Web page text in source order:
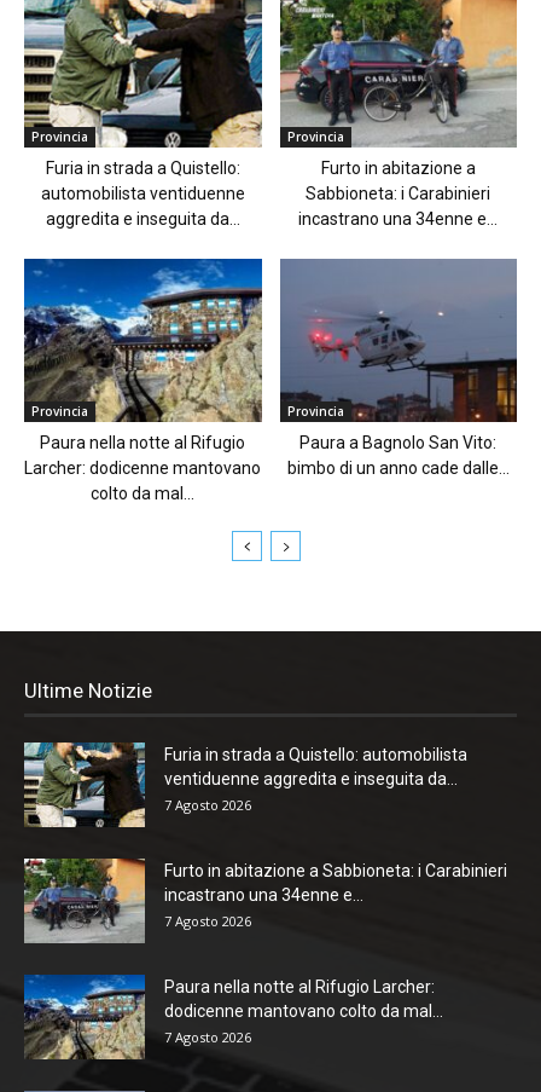
Provincia
Furia in strada a Quistello:
automobilista ventiduenne
aggredita e inseguita da...
Provincia
Furto in abitazione a
Sabbioneta: i Carabinieri
incastrano una 34enne e...
Provincia
Paura nella notte al Rifugio
Larcher: dodicenne mantovano
colto da mal...
Provincia
Paura a Bagnolo San Vito:
bimbo di un anno cade dalle...
Ultime Notizie
Furia in strada a Quistello: automobilista
ventiduenne aggredita e inseguita da...
7 Agosto 2026
Furto in abitazione a Sabbioneta: i Carabinieri
incastrano una 34enne e...
7 Agosto 2026
Paura nella notte al Rifugio Larcher:
dodicenne mantovano colto da mal...
7 Agosto 2026